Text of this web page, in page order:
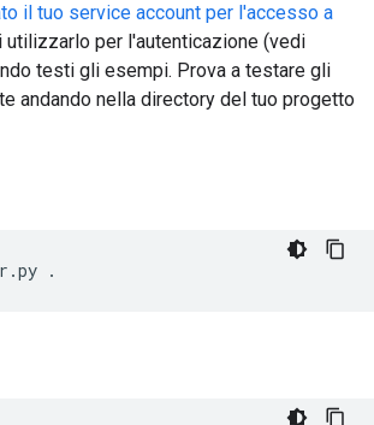
il tuo service account per l'accesso a
utilizzarlo per l'autenticazione (vedi
testi gli esempi. Prova a testare gli
andando nella directory del tuo progetto